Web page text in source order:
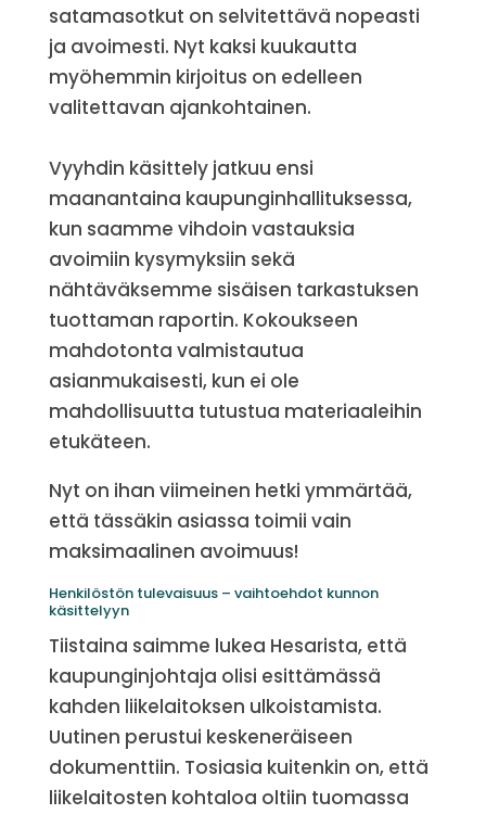
satamasotkut on selvitettävä nopeasti
ja avoimesti. Nyt kaksi kuukautta
myöhemmin kirjoitus on edelleen
valitettavan ajankohtainen.
Vyyhdin käsittely jatkuu ensi
maanantaina kaupunginhallituksessa,
kun saamme vihdoin vastauksia
avoimiin kysymyksiin sekä
nähtäväksemme sisäisen tarkastuksen
tuottaman raportin. Kokoukseen
mahdotonta valmistautua
asianmukaisesti, kun ei ole
mahdollisuutta tutustua materiaaleihin
etukäteen.
Nyt on ihan viimeinen hetki ymmärtää,
että tässäkin asiassa toimii vain
maksimaalinen avoimuus!
Henkilöstön tulevaisuus – vaihtoehdot kunnon
käsittelyyn
Tiistaina saimme lukea Hesarista, että
kaupunginjohtaja olisi esittämässä
kahden liikelaitoksen ulkoistamista.
Uutinen perustui keskeneräiseen
dokumenttiin. Tosiasia kuitenkin on, että
liikelaitosten kohtaloa oltiin tuomassa